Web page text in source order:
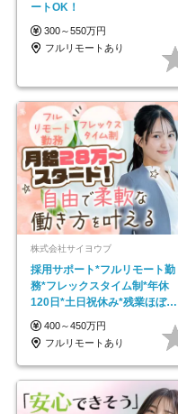
ートOK！
300～550万円
フルリモートあり
株式会社サイヨウブ
採用サポート*フルリモート勤
務*フレックスタイム制*年休
120日*土日祝休み*残業ほぼな
し*育児中社員8割以上
400～450万円
フルリモートあり